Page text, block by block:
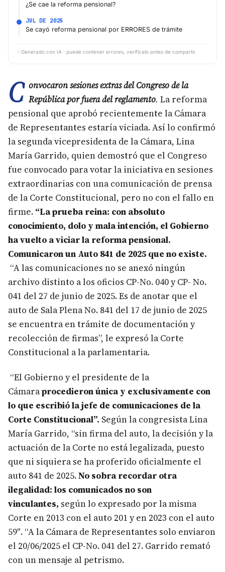
¿Se cae la reforma pensional?
JUL DE 2025
Se cayó reforma pensional por ERRORES de trámite
✨ Generado con IA · puede contener errores, verifícalo antes de compartir.
C onvocaron sesiones extras del Congreso de la
República por fuera del reglamento. La reforma
pensional que aprobó recientemente la Cámara
de Representantes estaría viciada. Así lo confirmó
la segunda vicepresidenta de la Cámara, Lina
María Garrido, quien demostró que el Congreso
fue convocado para votar la iniciativa en sesiones
extraordinarias con una comunicación de prensa
de la Corte Constitucional, pero no con el fallo en
firme. “La prueba reina: con absoluto
conocimiento, dolo y mala intención, el Gobierno
ha vuelto a viciar la reforma pensional.
Comunicaron un Auto 841 de 2025 que no existe.
“A las comunicaciones no se anexó ningún
archivo distinto a los oficios CP-No. 040 y CP- No.
041 del 27 de junio de 2025. Es de anotar que el
auto de Sala Plena No. 841 del 17 de junio de 2025
se encuentra en trámite de documentación y
recolección de firmas”, le expresó la Corte
Constitucional a la parlamentaria.
“El Gobierno y el presidente de la
Cámaraprocedieron única y exclusivamente con
lo que escribió la jefe de comunicaciones de la
Corte Constitucional”. Según la congresista Lina
María Garrido, “sin firma del auto, la decisión y la
actuación de la Corte no está legalizada, puesto
que ni siquiera se ha proferido oficialmente el
auto 841 de 2025.No sobra recordar otra
ilegalidad: los comunicados no son
vinculantes, según lo expresado por la misma
Corte en 2013 con el auto 201 y en 2023 con el auto
59″. “A la Cámara de Representantes solo enviaron
el 20/06/2025 el CP-No. 041 del 27. Garrido remató
con un mensaje al petrismo.